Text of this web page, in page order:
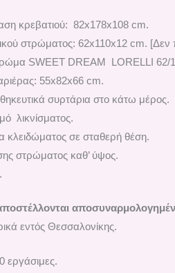
κρεβατιού: 82x178x108 cm.
στρώματος: 62x110x12 cm. [Δεν
SWEET DREAM LORELLI 62/
55x82x66 cm.
συρτάρια στο κάτω μέρος.
λικνίσματος.
κλειδώματος σε σταθερή θέση.
στρώματος καθ’ ύψος.
εντός Θεσσαλονίκης.
εργάσιμες.